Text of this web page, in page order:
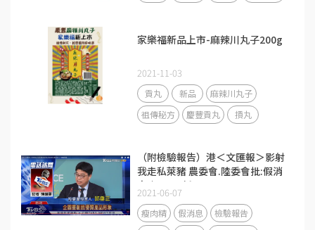
家樂福新品上市-麻辣川丸子200g
2021-11-03
貢丸 新品
麻辣川丸子
祖傳秘方
慶豐貢丸 摃丸
（附檢驗報告）港＜文匯報＞影射
我走私萊豬 農委會.陸委會批:假消
息｜TVBS新聞
2021-06-07
瘦肉精 假消息
檢驗報告